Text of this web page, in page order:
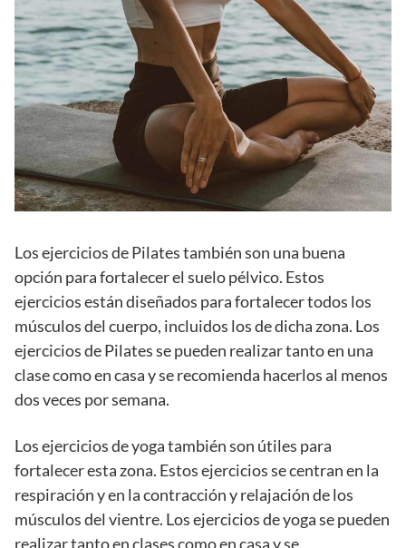
Los ejercicios de Pilates también son una buena
opción para fortalecer el suelo pélvico. Estos
ejercicios están diseñados para fortalecer todos los
músculos del cuerpo, incluidos los de dicha zona. Los
ejercicios de Pilates se pueden realizar tanto en una
clase como en casa y se recomienda hacerlos al menos
dos veces por semana.
Los ejercicios de yoga también son útiles para
fortalecer esta zona. Estos ejercicios se centran en la
respiración y en la contracción y relajación de los
músculos del vientre. Los ejercicios de yoga se pueden
realizar tanto en clases como en casa y se